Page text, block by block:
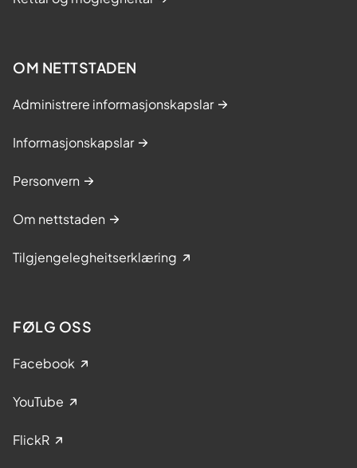
OM NETTSTADEN
Administrere informasjonskapslar
Informasjonskapslar
Personvern
Om nettstaden
Tilgjengelegheitserklæring
FØLG OSS
Facebook
YouTube
FlickR